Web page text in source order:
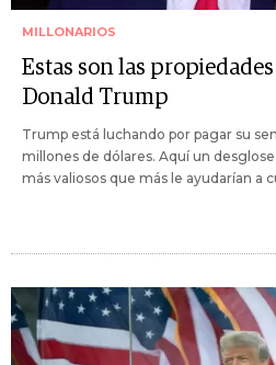
MILLONARIOS
Estas son las
Donald Trump
Trump está luchando por pagar su
millones de dólares. Aquí un
más valiosos que más le ayudarían a